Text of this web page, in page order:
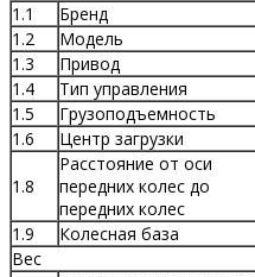
1.1 Бренд
1.2
Модель
1.3
Привод
1.4
Тип управления
1.5
Грузоподъемность
1.6
Центр загрузки
1.8
Расстояние от оси
передних колес до
передних колес
1.9 Колесная база
Вес